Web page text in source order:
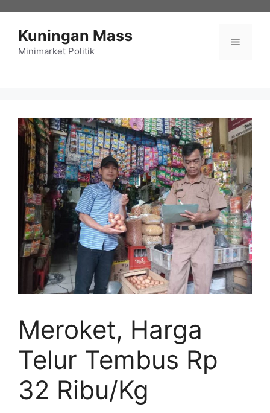
Kuningan Mass
Minimarket Politik
Menu
Meroket, Harga
Telur Tembus Rp
32 Ribu/Kg